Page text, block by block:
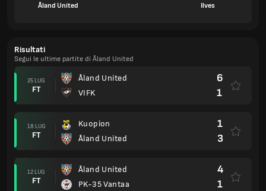
Åland United
Ilves
Risultati
Segui le ultime partite di Åland United
25 LUG
FT
Åland United
VIFK
6
1
18 LUG
FT
Kuopion
Åland United
1
3
12 LUG
FT
Åland United
PK-35 Vantaa
4
1